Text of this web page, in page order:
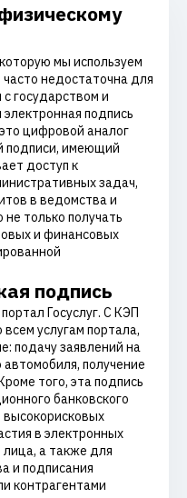
мы используем
недостаточна для
государством и
подпись
цифровой аналог
подписи, имеющий
доступ к
задач,
в ведомства и
только получать
и финансовых
подпись
Госуслуг. С КЭП
услугам портала,
подачу заявлений на
получение
того, эта подпись
банковского
в электронных
лица, а также для
и подписания
контрагентами